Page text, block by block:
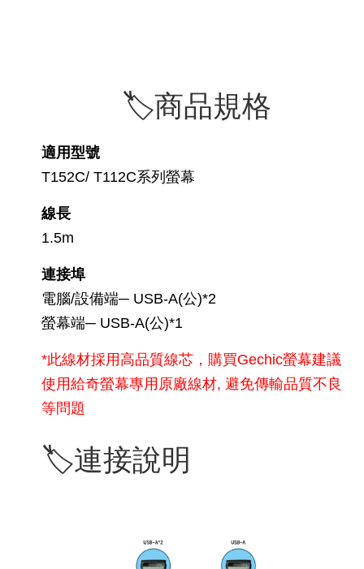
🏷️商品規格
適用型號
T152C/ T112C系列螢幕
線長
1.5m
連接埠
電腦/設備端─ USB-A(公)*2
螢幕端─ USB-A(公)*1
*此線材採用高品質線芯，購買Gechic螢幕建議
使用給奇螢幕專用原廠線材, 避免傳輸品質不良
等問題
🏷️連接說明